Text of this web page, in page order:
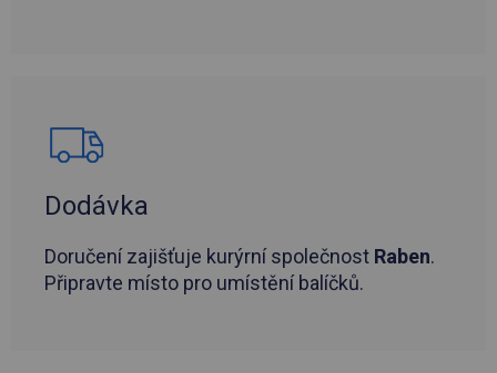
Dodávka
Doručení zajišťuje kurýrní společnost Raben.
Připravte místo pro umístění balíčků.